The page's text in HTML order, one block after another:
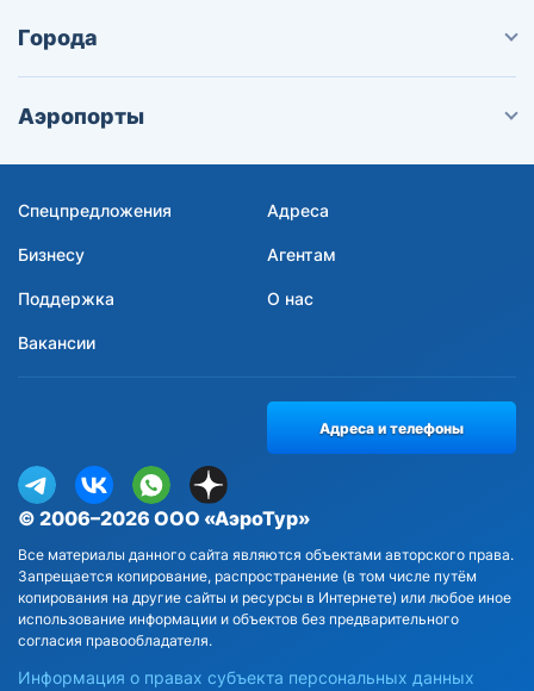
Города
Аэропорты
Спецпредложения Адреса
Бизнесу Агентам
Поддержка О нас
Вакансии
© 2006–2026 ООО «АэроТур»
Все материалы данного сайта являются объектами авторского права.
Запрещается копирование, распространение (в том числе путём
копирования на другие сайты и ресурсы в Интернете) или любое иное
использование информации и объектов без предварительного
согласия правообладателя.
Информация о правах субъекта персональных данных
Адреса и телефоны